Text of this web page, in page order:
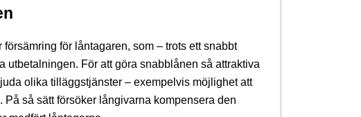
för låntagaren, som – trots ett snabbt
utbetalningen. För att göra snabblånen så attraktiva
olika tilläggstjänster – exempelvis möjlighet att
så sätt försöker långivarna kompensera den